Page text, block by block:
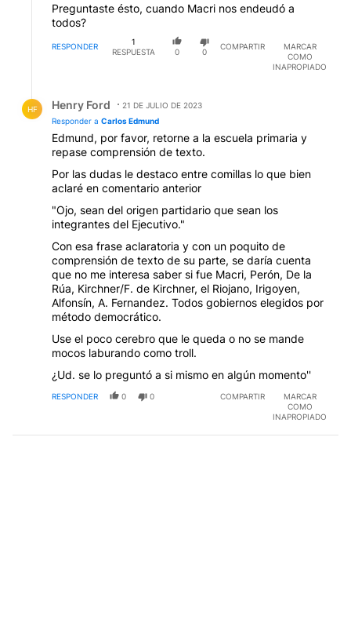
Preguntaste ésto, cuando Macri nos endeudó a
todos?
RESPONDER
1
RESPUESTA
0 0
COMPARTIR
MARCAR
COMO
INAPROPIADO
HF Henry Ford
21 DE JULIO DE 2023
Responder a Carlos Edmund
Edmund, por favor, retorne a la escuela primaria y
repase comprensión de texto.
Por las dudas le destaco entre comillas lo que bien
aclaré en comentario anterior
"Ojo, sean del origen partidario que sean los
integrantes del Ejecutivo."
Con esa frase aclaratoria y con un poquito de
comprensión de texto de su parte, se daría cuenta
que no me interesa saber si fue Macri, Perón, De la
Rúa, Kirchner/F. de Kirchner, el Riojano, Irigoyen,
Alfonsín, A. Fernandez. Todos gobiernos elegidos por
método democrático.
Use el poco cerebro que le queda o no se mande
mocos laburando como troll.
¿Ud. se lo preguntó a si mismo en algún momento''
RESPONDER 0 0 COMPARTIR
MARCAR
COMO
INAPROPIADO